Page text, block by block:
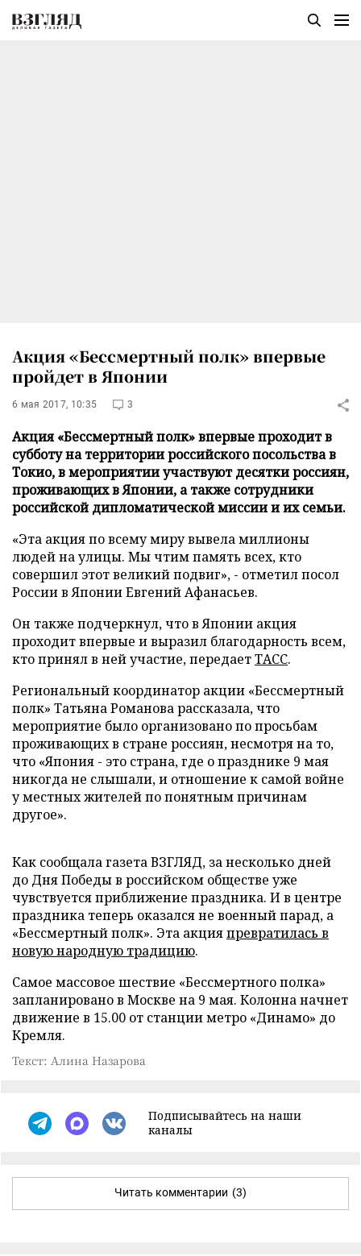
Акция «Бессмертный полк» впервые
пройдет в Японии
6 мая 2017, 10:35 3
Акция «Бессмертный полк» впервые проходит в
субботу на территории российского посольства в
Токио, в мероприятии участвуют десятки россиян,
проживающих в Японии, а также сотрудники
российской дипломатической миссии и их семьи.
«Эта акция по всему миру вывела миллионы
людей на улицы. Мы чтим память всех, кто
совершил этот великий подвиг», - отметил посол
России в Японии Евгений Афанасьев.
Он также подчеркнул, что в Японии акция
проходит впервые и выразил благодарность всем,
кто принял в ней участие, передаетТАСС.
Региональный координатор акции «Бессмертный
полк» Татьяна Романова рассказала, что
мероприятие было организовано по просьбам
проживающих в стране россиян, несмотря на то,
что «Япония - это страна, где о празднике 9 мая
никогда не слышали, и отношение к самой войне
у местных жителей по понятным причинам
другое».
Как сообщала газета ВЗГЛЯД, за несколько дней
до Дня Победы в российском обществе уже
чувствуется приближение праздника. И в центре
праздника теперь оказался не военный парад, а
«Бессмертный полк». Эта акцияпревратилась в
новую народную традицию.
Самое массовое шествие «Бессмертного полка»
запланировано в Москве на 9 мая. Колонна начнет
движение в 15.00 от станции метро «Динамо» до
Кремля.
Текст: Алина Назарова
Подписывайтесь на наши
каналы
Читать комментарии (3)